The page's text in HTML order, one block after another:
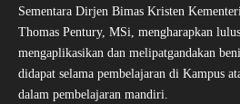
Sementara Dirjen Bimas Kristen
Thomas Pentury, MSi, mengharapkan
mengaplikasikan dan melipatgandakan
didapat selama pembelajaran di Kampus
dalam pembelajaran mandiri.